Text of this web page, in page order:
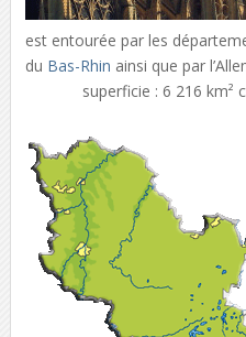
est entourée par les
du Bas-Rhin ainsi que par
superficie : 6 216 km²